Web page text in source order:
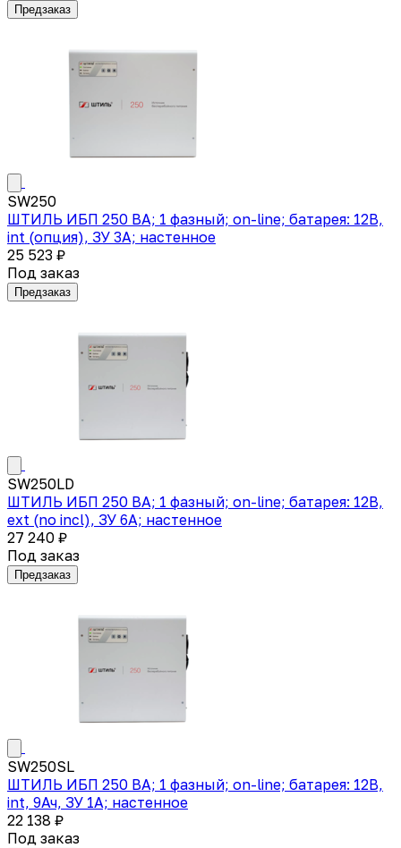
Предзаказ
SW250
ШТИЛЬ ИБП 250 ВА; 1 фазный; on-line; батарея: 12В,
int (опция), ЗУ 3А; настенное
25 523 ₽
Под заказ
Предзаказ
SW250LD
ШТИЛЬ ИБП 250 ВА; 1 фазный; on-line; батарея: 12В,
ext (no incl), ЗУ 6А; настенное
27 240 ₽
Под заказ
Предзаказ
SW250SL
ШТИЛЬ ИБП 250 ВА; 1 фазный; on-line; батарея: 12В,
int, 9Ач, ЗУ 1А; настенное
22 138 ₽
Под заказ